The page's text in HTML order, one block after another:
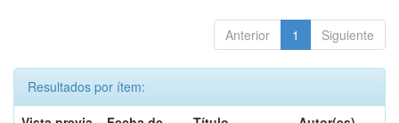
Anterior 1 Siguiente
Resultados por ítem: